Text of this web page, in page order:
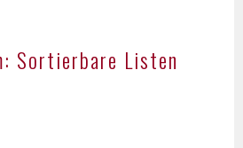
Sortierbare Listen